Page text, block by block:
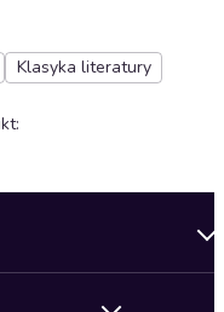
Klasyka literatury
: